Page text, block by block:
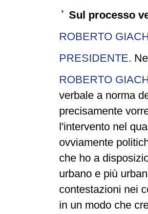
Sul processo
ROBERTO
PRESIDENTE.
ROBERTO
verbale a norma
precisamente
l'intervento nel
ovviamente
che ho a
urbano e più
contestazioni nei
in un modo che